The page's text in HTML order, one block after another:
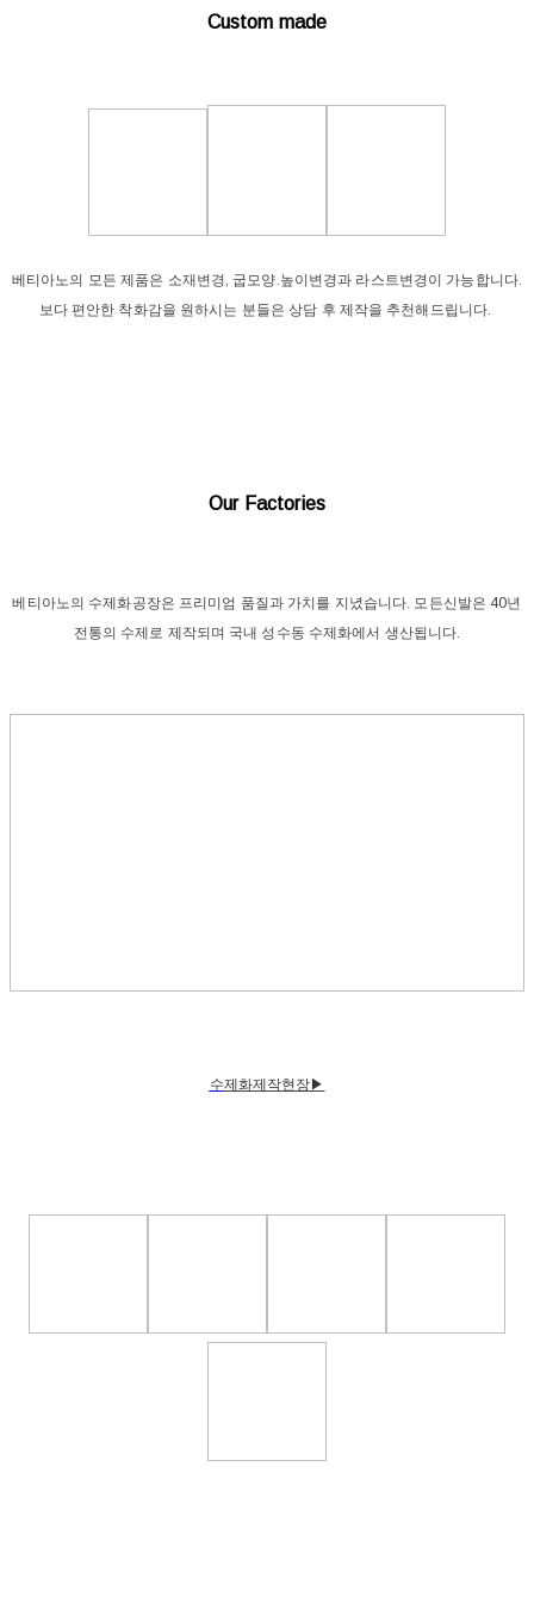
Custom made
베티아노의 모든 제품은 소재변경, 굽모양.높이변경과 라스트변경이 가능합니다.
보다 편안한 착화감을 원하시는 분들은 상담 후 제작을 추천해드립니다.
Our Factories
베티아노의 수제화공장은 프리미엄 품질과 가치를 지녔습니다. 모든신발은 40년
전통의 수제로 제작되며 국내 성수동 수제화에서 생산됩니다.
수제화제작현장▶